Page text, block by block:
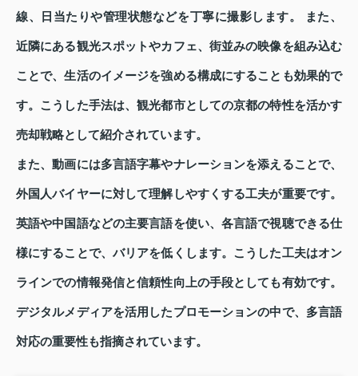
線、日当たりや管理状態などを丁寧に撮影します。 また、
近隣にある観光スポットやカフェ、街並みの映像を組み込む
ことで、生活のイメージを強める構成にすることも効果的で
す。こうした手法は、観光都市としての京都の特性を活かす
売却戦略として紹介されています。
また、動画には多言語字幕やナレーションを添えることで、
外国人バイヤーに対して理解しやすくする工夫が重要です。
英語や中国語などの主要言語を使い、各言語で視聴できる仕
様にすることで、バリアを低くします。こうした工夫はオン
ラインでの情報発信と信頼性向上の手段としても有効です。
デジタルメディアを活用したプロモーションの中で、多言語
対応の重要性も指摘されています。